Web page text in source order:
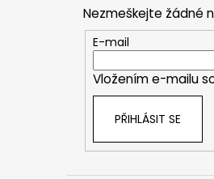
Nezmeškejte žádné
E-mail
Vložením e-mailu
PŘIHLÁSIT SE